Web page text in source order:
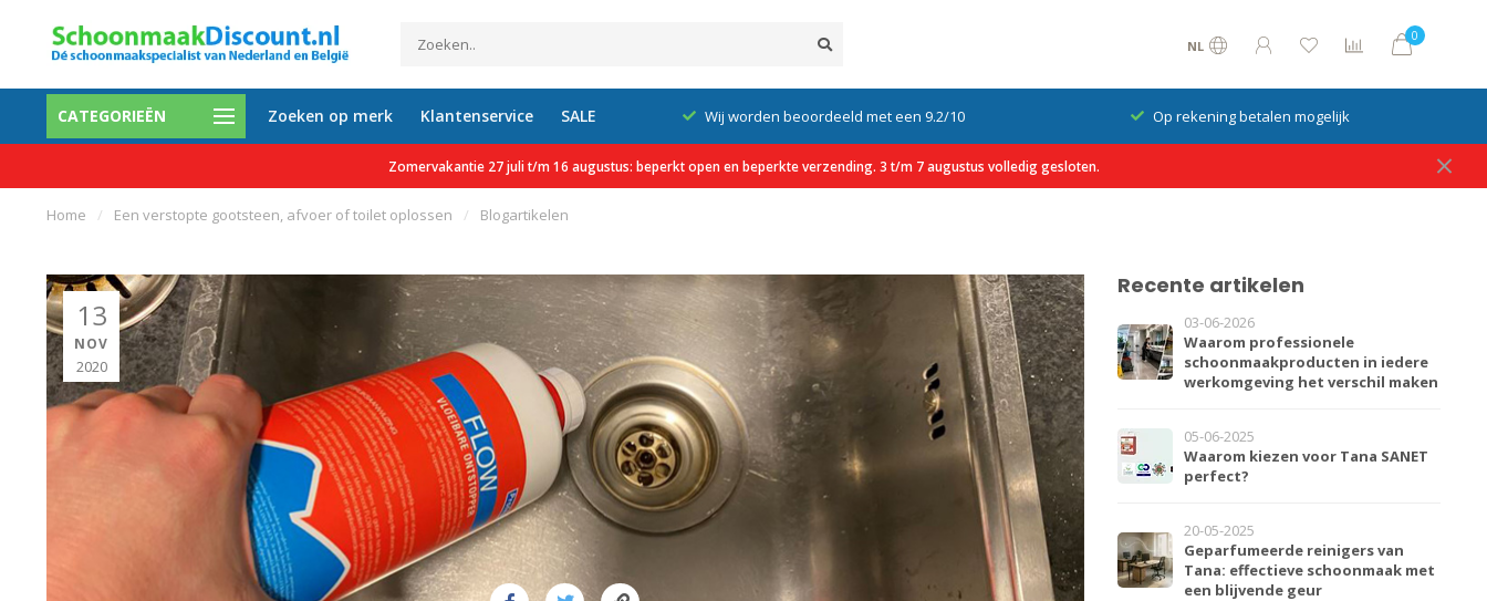
NL
0
CATEGORIEËN Zoeken op merk Klantenservice SALE
tevreden klanten Gratis verzending vanaf €150 excl. btw Wij worden beoordeeld met een 9.2/10 Op rekening betalen mogelijk
Zomervakantie 27 juli t/m 16 augustus: beperkt open en beperkte verzending. 3 t/m 7 augustus volledig gesloten.
Home / Een verstopte gootsteen, afvoer of toilet oplossen / Blogartikelen
13
NOV
2020
Recente artikelen
03-06-2026
Waarom professionele
schoonmaakproducten in iedere
werkomgeving het verschil maken
05-06-2025
Waarom kiezen voor Tana SANET
perfect?
20-05-2025
Geparfumeerde reinigers van
Tana: effectieve schoonmaak met
een blijvende geur